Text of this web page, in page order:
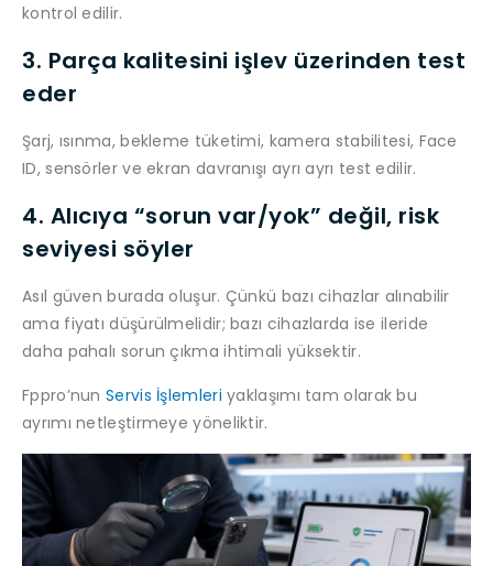
kontrol edilir.
3. Parça kalitesini işlev üzerinden test
eder
Şarj, ısınma, bekleme tüketimi, kamera stabilitesi, Face
ID, sensörler ve ekran davranışı ayrı ayrı test edilir.
4. Alıcıya “sorun var/yok” değil, risk
seviyesi söyler
Asıl güven burada oluşur. Çünkü bazı cihazlar alınabilir
ama fiyatı düşürülmelidir; bazı cihazlarda ise ileride
daha pahalı sorun çıkma ihtimali yüksektir.
Fppro’nun Servis İşlemleri yaklaşımı tam olarak bu
ayrımı netleştirmeye yöneliktir.